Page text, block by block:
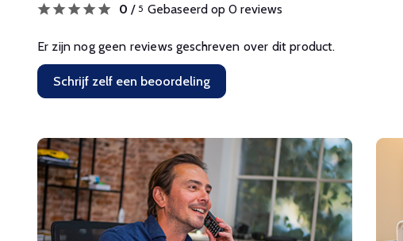
0 / 5 Gebaseerd op 0 reviews
Er zijn nog geen reviews geschreven over dit product.
Schrijf zelf een beoordeling